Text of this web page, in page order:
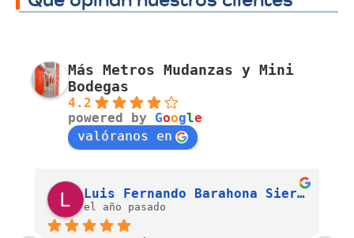
Más Metros Mudanzas y Mini
Bodegas
4.2
powered by Google
valóranos en
J. Alexandra Cortés H.
el año pasado